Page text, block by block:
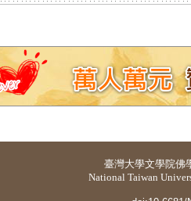
臺灣大學文學院佛
National Taiwan